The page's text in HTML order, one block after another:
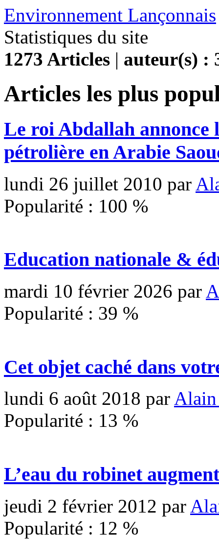
Environnement Lançonnais
Statistiques du site
1273 Articles | auteur(s) :
Articles les plus
Le roi Abdallah annonce
pétrolière en Arabie
lundi 26 juillet 2010 par
Popularité : 100 %
Education nationale &
mardi 10 février 2026 par
Popularité : 39 %
Cet objet caché dans
lundi 6 août 2018 par
Popularité : 13 %
L’eau du robinet
jeudi 2 février 2012 par
Popularité : 12 %